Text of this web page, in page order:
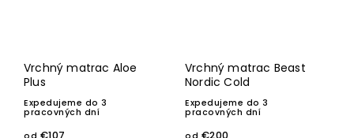
Vrchný matrac Aloe
Plus
Expedujeme do 3
pracovných dní
€107
Vrchný matrac Beast
Nordic Cold
Expedujeme do 3
pracovných dní
€200